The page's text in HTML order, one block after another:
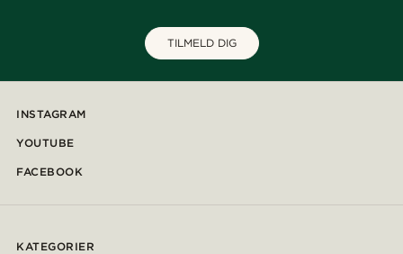
TILMELD DIG
INSTAGRAM
YOUTUBE
FACEBOOK
KATEGORIER